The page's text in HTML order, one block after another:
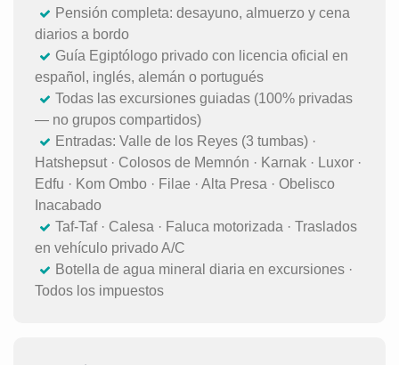
Pensión completa: desayuno, almuerzo y cena
diarios a bordo
Guía Egiptólogo privado con licencia oficial en
español, inglés, alemán o portugués
Todas las excursiones guiadas (100% privadas
— no grupos compartidos)
Entradas: Valle de los Reyes (3 tumbas) ·
Hatshepsut · Colosos de Memnón · Karnak · Luxor ·
Edfu · Kom Ombo · Filae · Alta Presa · Obelisco
Inacabado
Taf-Taf · Calesa · Faluca motorizada · Traslados
en vehículo privado A/C
Botella de agua mineral diaria en excursiones ·
Todos los impuestos